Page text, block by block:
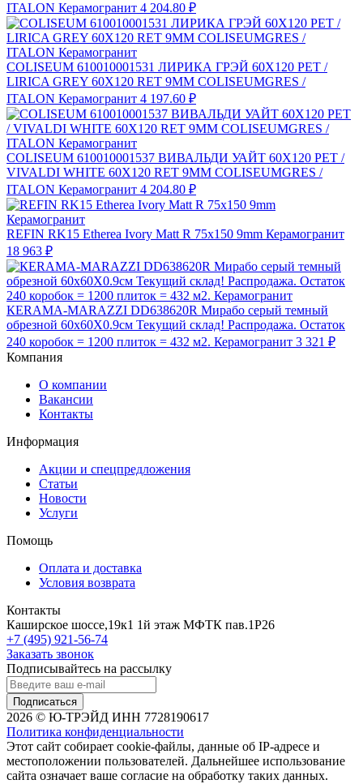
ITALON Керамогранит 4 204.80 ₽
COLISEUM 610010001531 ЛИРИКА ГРЭЙ 60X120 РЕТ /
LIRICA GREY 60X120 RET 9MM COLISEUMGRES /
ITALON Керамогранит 4 197.60 ₽
COLISEUM 610010001537 ВИВАЛЬДИ УАЙТ 60X120 РЕТ /
VIVALDI WHITE 60X120 RET 9MM COLISEUMGRES /
ITALON Керамогранит 4 204.80 ₽
REFIN RK15 Etherea Ivory Matt R 75x150 9mm Керамогранит
18 963 ₽
КЕRAMA-MARAZZI DD638620R Мирабо серый темный
обрезной 60х60X0.9см Текущий склад! Распродажа. Остаток
240 коробок = 1200 плиток = 432 м2. Керамогранит 3 321 ₽
Компания
О компании
Вакансии
Контакты
Информация
Акции и спецпредложения
Статьи
Новости
Услуги
Помощь
Оплата и доставка
Условия возврата
Контакты
Каширское шоссе,19к1 1й этаж МФТК пав.1Р26
+7 (495) 921-56-74
Заказать звонок
Подписывайтесь на рассылку
Подписаться
2026 © Ю-ТРЭЙД ИНН 7728190617
Политика конфиденциальности
Этот сайт собирает cookie-файлы, данные об IP-адресе и
местоположении пользователей. Дальнейшее использование
сайта означает ваше согласие на обработку таких данных.